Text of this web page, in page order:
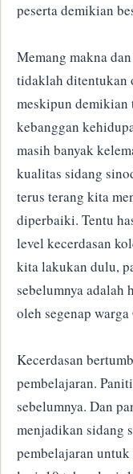
peserta demikian
Memang makna
tidaklah ditentukan
meskipun demikian
kebanggan
masih banyak
kualitas sidang
terus terang kita
diperbaiki. Tentu
level kecerdasan
kita lakukan dulu,
sebelumnya
oleh segenap warga
Kecerdasan
pembelajaran.
sebelumnya. Dan
menjadikan sidang
pembelajaran